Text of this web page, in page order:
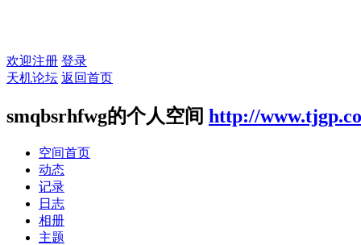
欢迎注册 登录
天机论坛 返回首页
smqbsrhfwg的个人空间 http://
空间首页
动态
记录
日志
相册
主题